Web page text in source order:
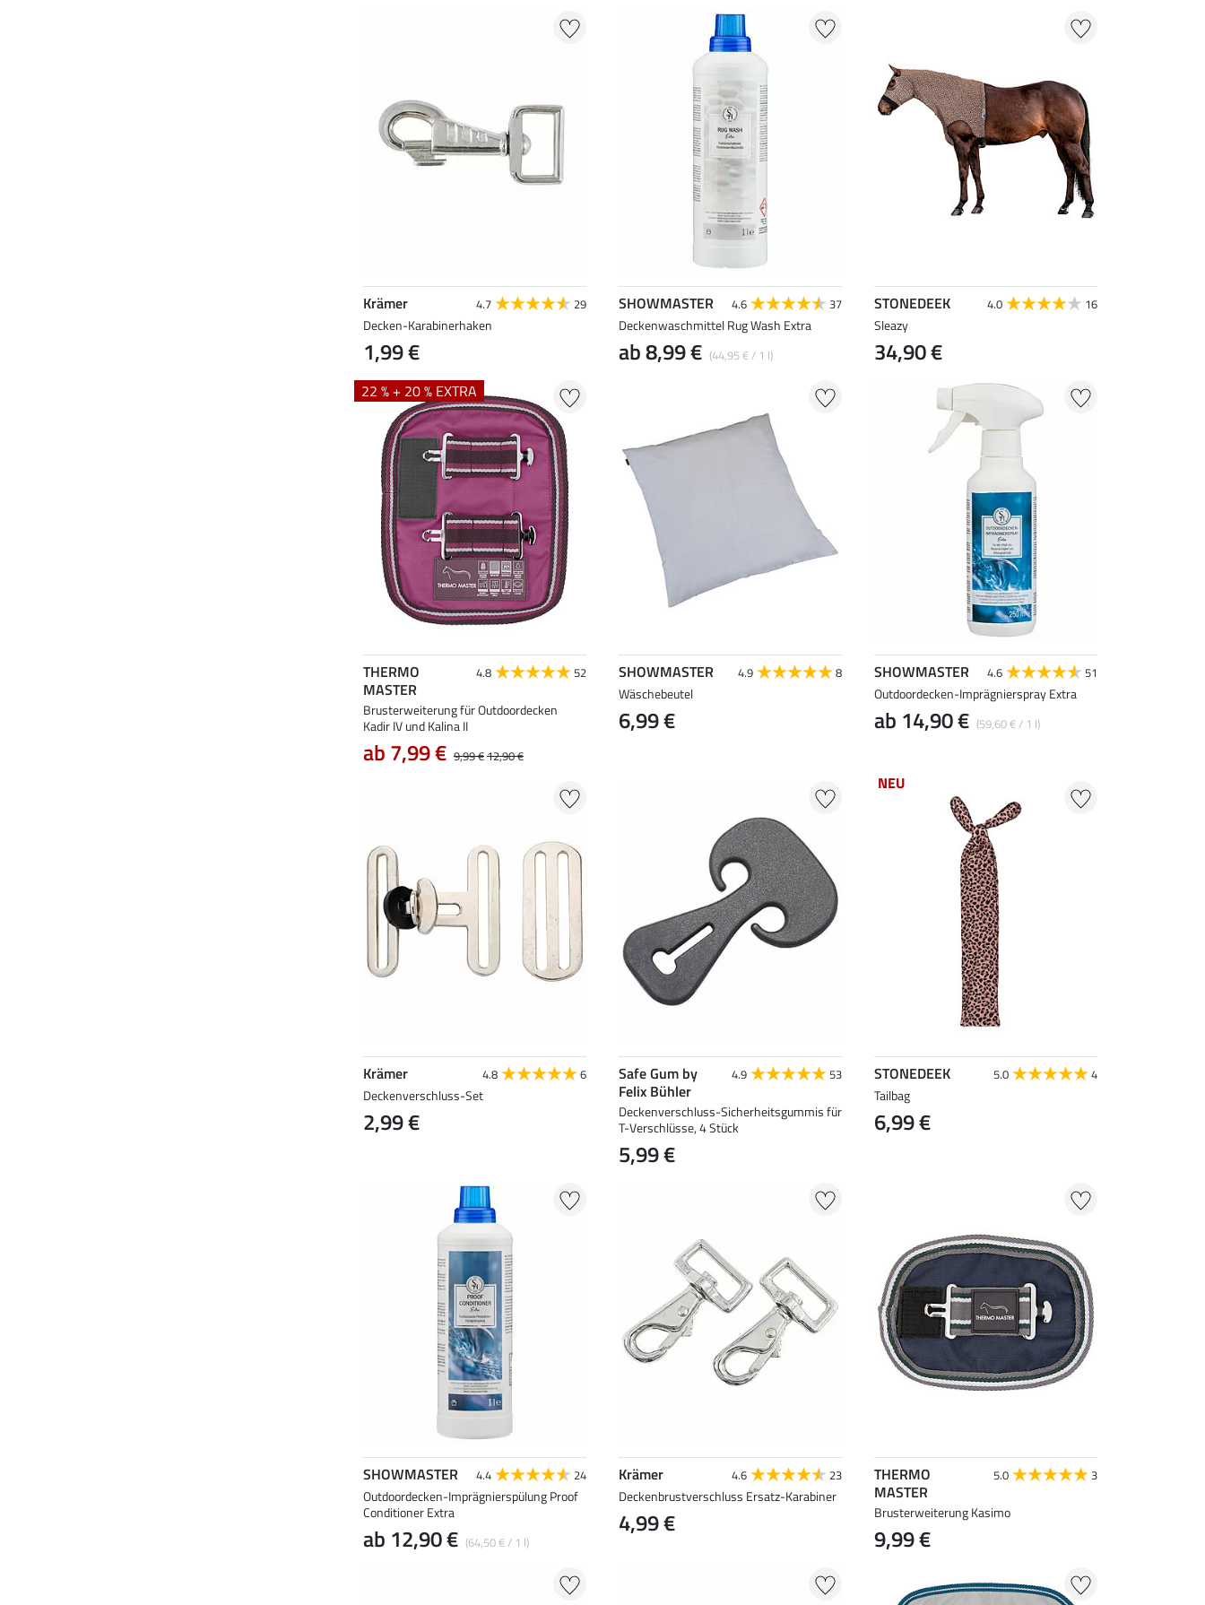
Krämer 4.7 29
Decken-Karabinerhaken
1,99 €
SHOWMASTER 4.6 37
Deckenwaschmittel Rug Wash Extra
ab 8,99 € (44,95 € / 1 l)
STONEDEEK 4.0 16
Sleazy
34,90 €
22 % + 20 % EXTRA
THERMO
MASTER
4.8 52
Brusterweiterung für Outdoordecken
Kadir IV und Kalina II
ab 7,99 € 9,99 €12,90 €
SHOWMASTER 4.9 8
Wäschebeutel
6,99 €
SHOWMASTER 4.6 51
Outdoordecken-Imprägnierspray Extra
ab 14,90 € (59,60 € / 1 l)
Krämer 4.8 6
Deckenverschluss-Set
2,99 €
Safe Gum by
Felix Bühler
4.9 53
Deckenverschluss-Sicherheitsgummis für
T-Verschlüsse, 4 Stück
5,99 €
NEU
STONEDEEK 5.0 4
Tailbag
6,99 €
SHOWMASTER 4.4 24
Outdoordecken-Imprägnierspülung Proof
Conditioner Extra
ab 12,90 € (64,50 € / 1 l)
Krämer 4.6 23
Deckenbrustverschluss Ersatz-Karabiner
4,99 €
THERMO
MASTER
5.0 3
Brusterweiterung Kasimo
9,99 €